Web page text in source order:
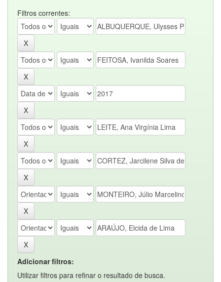
Filtros correntes:
Adicionar filtros:
Utilizar filtros para refinar o resultado de busca.